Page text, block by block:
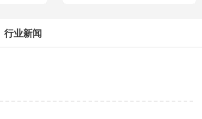
行业新闻